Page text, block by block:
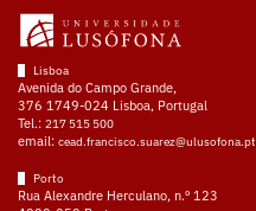
Lisboa
Avenida do Campo Grande,
376 1749-024 Lisboa, Portugal
Tel.: 217 515 500
email: cead.francisco.suarez@ulusofona.pt
Porto
Rua Alexandre Herculano, n.º 123